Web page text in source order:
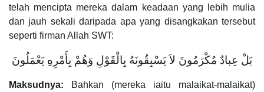
telah mencipta mereka dalam keadaan yang lebih mulia
dan jauh sekali daripada apa yang disangkakan tersebut
seperti firman Allah SWT:
بَلْ عِبادٌ مُكْرَمُونَ لاَ يَسْبِقُونَهُ بِالْقَوْلِ وَهُمْ بِأَمْرِهِ يَعْمَلُونَ
Maksudnya: Bahkan (mereka iaitu malaikat-malaikat)